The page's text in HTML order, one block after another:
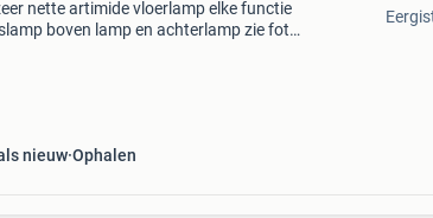
nette artimide vloerlamp elke functie
boven lamp en achterlamp zie fotos
nieuw Ophalen